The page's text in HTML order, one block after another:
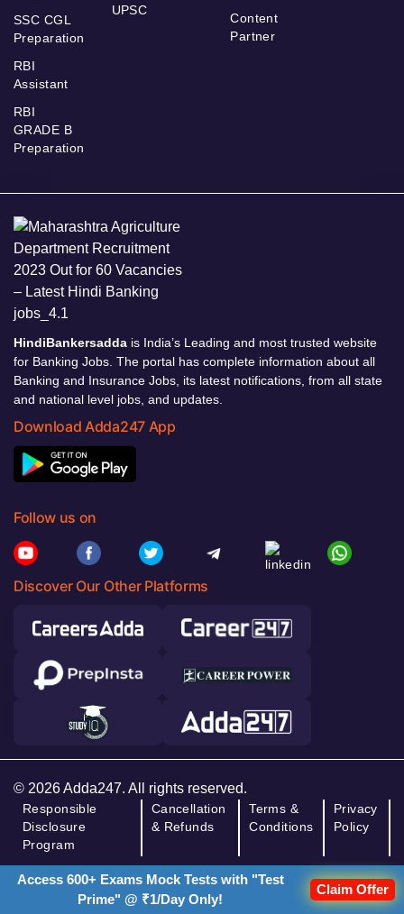
SSC CGL
Preparation
RBI
Assistant
RBI
GRADE B
Preparation
UPSC
Content
Partner
HindiBankersadda is India’s Leading and most trusted website
for Banking Jobs. The portal has complete information about all
Banking and Insurance Jobs, its latest notifications, from all state
and national level jobs, and updates.
Download Adda247 App
Follow us on
Discover Our Other Platforms
© 2026 Adda247. All rights reserved.
Responsible
Disclosure
Program
Cancellation
& Refunds
Terms &
Conditions
Privacy
Policy
Access 600+ Exams Mock Tests with "Test
Prime" @ ₹1/Day Only!
Claim Offer